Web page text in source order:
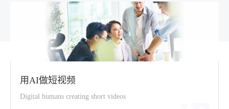
用AI做短视频
Digital humans creating short videos